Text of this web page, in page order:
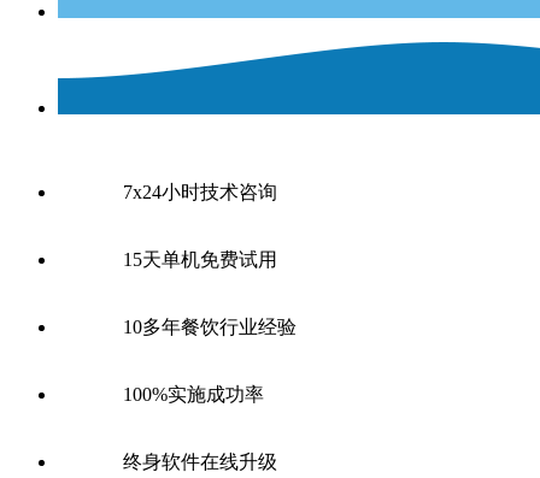
7x24小时技术咨询
15天单机免费试用
10多年餐饮行业经验
100%实施成功率
终身软件在线升级